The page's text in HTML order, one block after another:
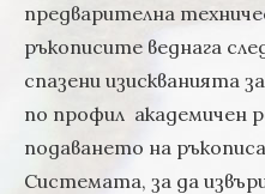
предварителна
ръкописите веднага
спазени изискванията
по профил академичен
подаването на
Системата, за да